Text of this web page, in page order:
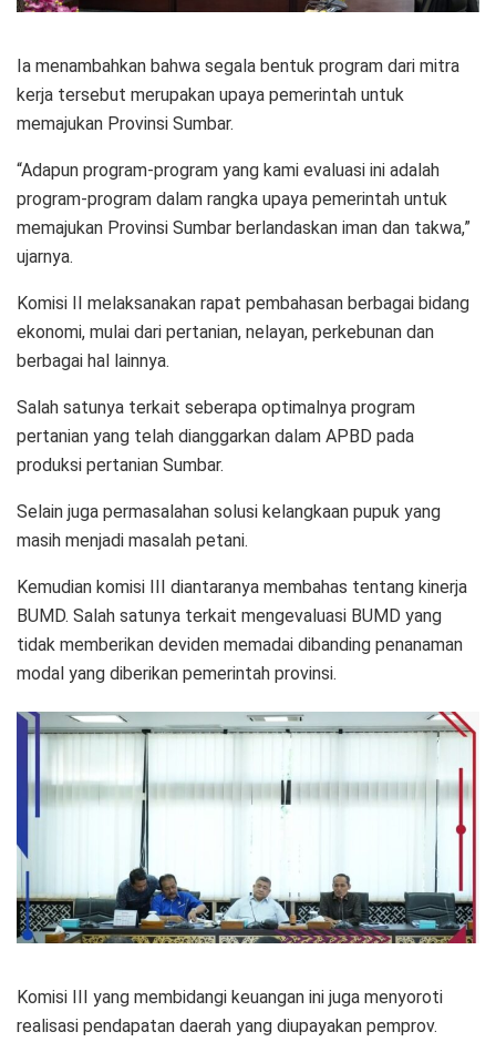
Ia menambahkan bahwa segala bentuk program dari mitra
kerja tersebut merupakan upaya pemerintah untuk
memajukan Provinsi Sumbar.
“Adapun program-program yang kami evaluasi ini adalah
program-program dalam rangka upaya pemerintah untuk
memajukan Provinsi Sumbar berlandaskan iman dan takwa,”
ujarnya.
Komisi II melaksanakan rapat pembahasan berbagai bidang
ekonomi, mulai dari pertanian, nelayan, perkebunan dan
berbagai hal lainnya.
Salah satunya terkait seberapa optimalnya program
pertanian yang telah dianggarkan dalam APBD pada
produksi pertanian Sumbar.
Selain juga permasalahan solusi kelangkaan pupuk yang
masih menjadi masalah petani.
Kemudian komisi III diantaranya membahas tentang kinerja
BUMD. Salah satunya terkait mengevaluasi BUMD yang
tidak memberikan deviden memadai dibanding penanaman
modal yang diberikan pemerintah provinsi.
Komisi III yang membidangi keuangan ini juga menyoroti
realisasi pendapatan daerah yang diupayakan pemprov.